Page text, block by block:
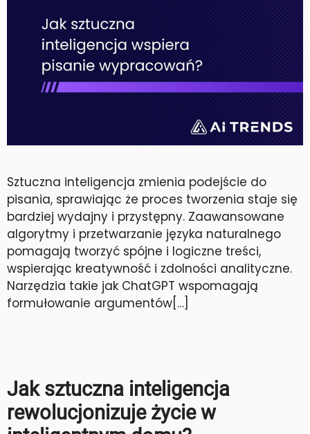
Sztuczna inteligencja zmienia podejście do
pisania, sprawiając że proces tworzenia staje się
bardziej wydajny i przystępny. Zaawansowane
algorytmy i przetwarzanie języka naturalnego
pomagają tworzyć spójne i logiczne treści,
wspierając kreatywność i zdolności analityczne.
Narzędzia takie jak ChatGPT wspomagają
formułowanie argumentów[…]
Jak sztuczna inteligencja
rewolucjonizuje życie w